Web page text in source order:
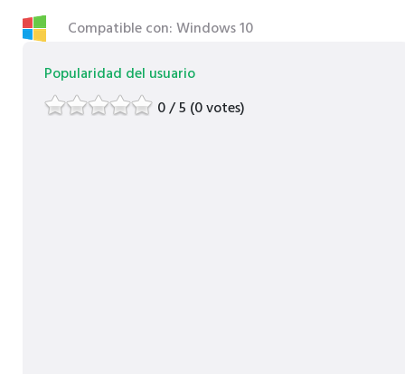
Compatible con: Windows 10
Popularidad del usuario
0 / 5 (0 votes)